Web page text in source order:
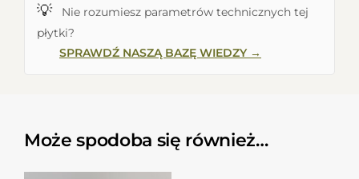
💡
Nie rozumiesz parametrów technicznych tej
płytki?
SPRAWDŹ NASZĄ BAZĘ WIEDZY →
Może spodoba się również…